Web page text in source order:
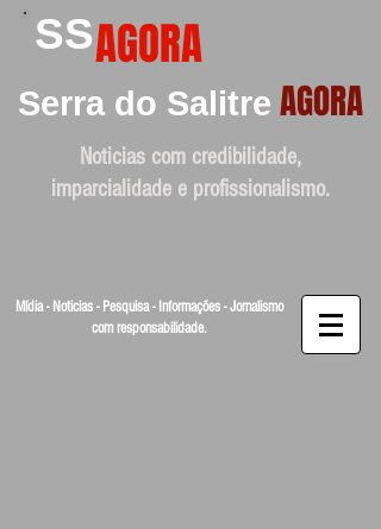
SSAGORA
Serra do Salitre AGORA
Noticias com credibilidade,
imparcialidade e profissionalismo.
Mídia - Noticias - Pesquisa - Informações - Jornalismo
com responsabilidade.